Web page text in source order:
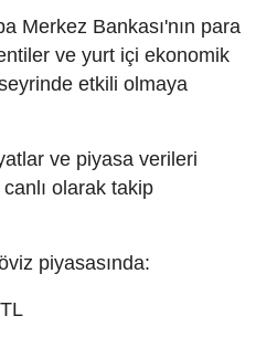
Merkez Bankası'nın para
ve yurt içi ekonomik
etkili olmaya
ve piyasa verileri
olarak takip
piyasasında: